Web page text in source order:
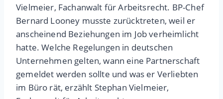
Vielmeier, Fachanwalt für Arbeitsrecht. BP-Chef
Bernard Looney musste zurücktreten, weil er
anscheinend Beziehungen im Job verheimlicht
hatte. Welche Regelungen in deutschen
Unternehmen gelten, wann eine Partnerschaft
gemeldet werden sollte und was er Verliebten
im Büro rät, erzählt Stephan Vielmeier,